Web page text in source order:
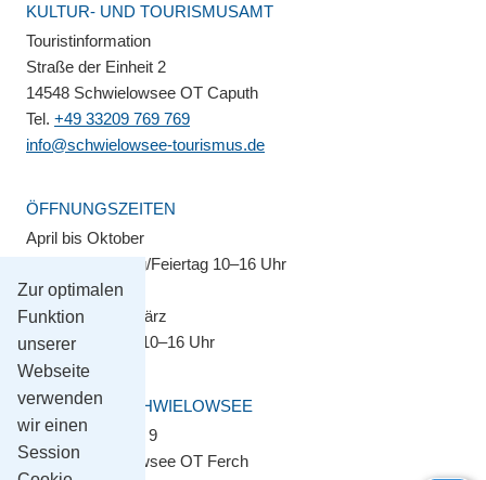
Zur optimalen
Funktion
unserer
Webseite
verwenden
wir einen
Session
KULTUR- UND TOURISMUSAMT
Touristinformation
Straße der Einheit 2
14548 Schwielowsee OT Caputh
Tel. +49 33209 769 769
info@schwielowsee-tourismus.de
ÖFFNUNGSZEITEN
April bis Oktober
Montag–Sonntag/Feiertag 10–16 Uhr
November bis März
Montag–Freitag 10–16 Uhr
GEMEINDE SCHWIELOWSEE
Potsdamer Platz 9
14548 Schwielowsee OT Ferch